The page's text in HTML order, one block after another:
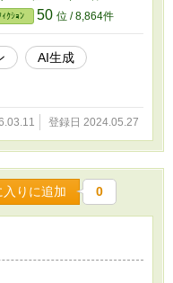
ーできません。文字入
配慮してありますが、
イトの仕様などは書いた
ｸｼｮﾝ 50 位 / 8,864件
AI生成
登録日 2024.05.27
入りに追加 0